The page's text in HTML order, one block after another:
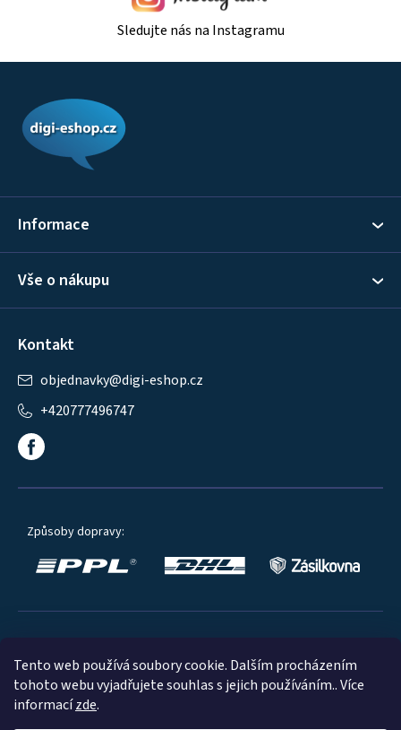
Tento web používá soubory cookie. Dalším procházením
tohoto webu vyjadřujete souhlas s jejich používáním.. Více
informacízde.
Sledujte nás na Instagramu
Informace
Vše o nákupu
Kontakt
objednavky@digi-eshop.cz
+420777496747
Způsoby dopravy: